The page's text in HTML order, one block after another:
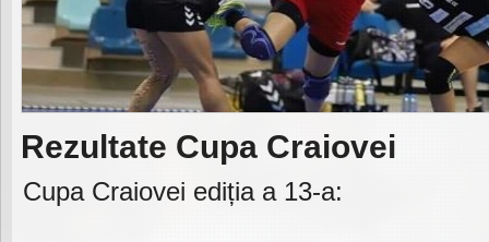
Rezultate Cupa Craiovei
Cupa Craiovei ediția a 13-a: